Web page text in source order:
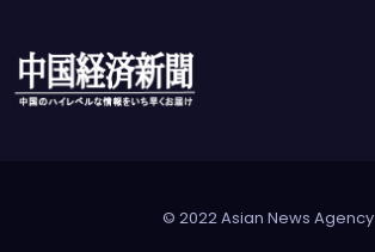
© 2022 Asian News Agency